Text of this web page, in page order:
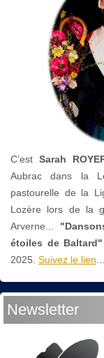
C’est Sarah
Aubrac dans la
pastourelle de la
Lozère lors de la
Arverne...
étoiles de Baltard"
2025. Suivez le lien
Newsletter